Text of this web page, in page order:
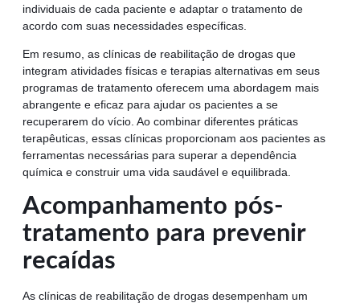
individuais de cada paciente e adaptar o tratamento de
acordo com suas necessidades específicas.
Em resumo, as clínicas de reabilitação de drogas que
integram atividades físicas e terapias alternativas em seus
programas de tratamento oferecem uma abordagem mais
abrangente e eficaz para ajudar os pacientes a se
recuperarem do vício. Ao combinar diferentes práticas
terapêuticas, essas clínicas proporcionam aos pacientes as
ferramentas necessárias para superar a dependência
química e construir uma vida saudável e equilibrada.
Acompanhamento pós-
tratamento para prevenir
recaídas
As clínicas de reabilitação de drogas desempenham um